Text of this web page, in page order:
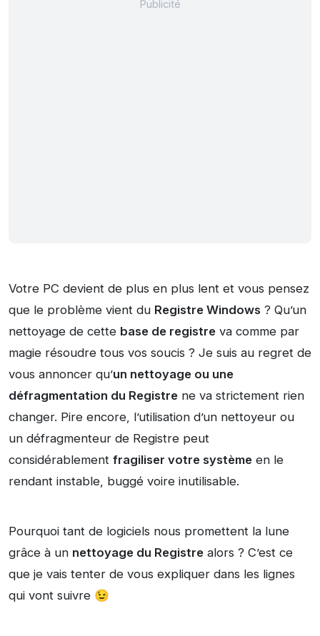
Votre PC devient de plus en plus lent et vous pensez
que le problème vient du Registre Windows ? Qu’un
nettoyage de cette base de registre va comme par
magie résoudre tous vos soucis ? Je suis au regret de
vous annoncer qu’un nettoyage ou une
défragmentation du Registre ne va strictement rien
changer. Pire encore, l’utilisation d’un nettoyeur ou
un défragmenteur de Registre peut
considérablement fragiliser votre système en le
rendant instable, buggé voire inutilisable.
Pourquoi tant de logiciels nous promettent la lune
grâce à un nettoyage du Registre alors ? C’est ce
que je vais tenter de vous expliquer dans les lignes
qui vont suivre 😉